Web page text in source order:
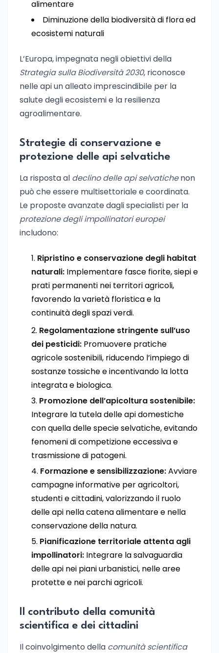
alimentare
Diminuzione della biodiversità di flora ed
ecosistemi naturali
L’Europa, impegnata negli obiettivi della
Strategia sulla Biodiversità 2030, riconosce
nelle api un alleato imprescindibile per la
salute degli ecosistemi e la resilienza
agroalimentare.
Strategie di conservazione e
protezione delle api selvatiche
La risposta al declino delle api selvatichenon
può che essere multisettoriale e coordinata.
Le proposte avanzate dagli specialisti per la
protezione degli impollinatori europei
includono:
Ripristino e conservazione degli habitat
naturali: Implementare fasce fiorite, siepi e
prati permanenti nei territori agricoli,
favorendo la varietà floristica e la
continuità degli spazi verdi.
Regolamentazione stringente sull’uso
dei pesticidi: Promuovere pratiche
agricole sostenibili, riducendo l’impiego di
sostanze tossiche e incentivando la lotta
integrata e biologica.
Promozione dell’apicoltura sostenibile:
Integrare la tutela delle api domestiche
con quella delle specie selvatiche, evitando
fenomeni di competizione eccessiva e
trasmissione di patogeni.
Formazione e sensibilizzazione:Avviare
campagne informative per agricoltori,
studenti e cittadini, valorizzando il ruolo
delle api nella catena alimentare e nella
conservazione della natura.
Pianificazione territoriale attenta agli
impollinatori: Integrare la salvaguardia
delle api nei piani urbanistici, nelle aree
protette e nei parchi agricoli.
Il contributo della comunità
scientifica e dei cittadini
Il coinvolgimento della comunità scientifica